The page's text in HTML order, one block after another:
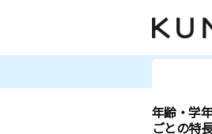
年齢・学年
ごとの特長